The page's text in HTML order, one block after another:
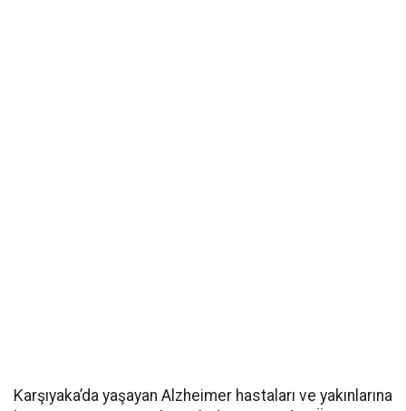
Karşıyaka’da yaşayan Alzheimer hastaları ve yakınlarına